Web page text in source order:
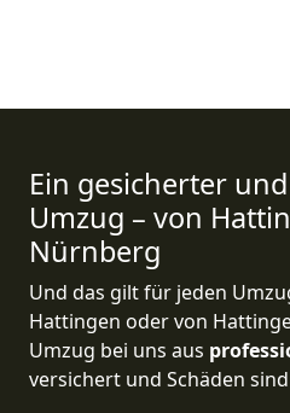
Ein gesicherter
Umzug – von
Nürnberg
Und das gilt für jeden
Hattingen oder von
Umzug bei uns aus
versichert und Schäden